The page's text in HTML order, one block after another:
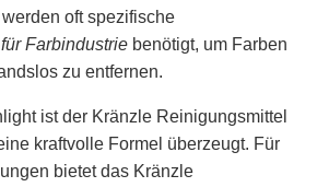
oft spezifische
Farbindustrie benötigt, um Farben
zu entfernen.
ist der Kränzle Reinigungsmittel
kraftvolle Formel überzeugt. Für
bietet das Kränzle